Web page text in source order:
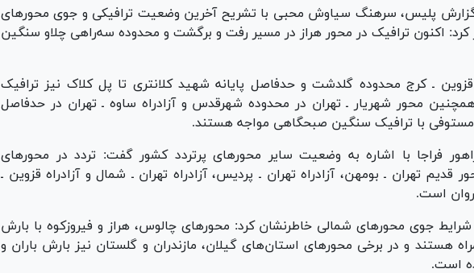
پلیس، سرهنگ سیاوش محبی با تشریح آخرین وضعیت ترافیکی و جوی محور‌های
کرد: اکنون ترافیک در محور هراز در مسیر رفت و برگشت و محدوده سه‌راهی چلاو سنگین
قزوین ـ کرج محدوده گلدشت و حدفاصل پایانه شهید کلانتری تا پل کلاک نیز ترافیک
محور شهریار ـ تهران در محدوده شهرقدس و آزادراه ساوه ـ تهران در حدفاصل
مستوفی با ترافیک سنگین صبحگاهی مواجه هستند.
فراجا با اشاره به وضعیت سایر محور‌های پرتردد کشور گفت: تردد در محور‌های
قدیم تهران ـ بومهن، آزادراه تهران ـ پردیس، آزادراه تهران ـ شمال و آزادراه قزوین ـ
است.
جوی محور‌های شمالی خاطرنشان کرد: محور‌های چالوس، هراز و فیروزکوه با بارش
هستند و در برخی محور‌های استان‌های گیلان، مازندران و گلستان نیز بارش باران و
است.